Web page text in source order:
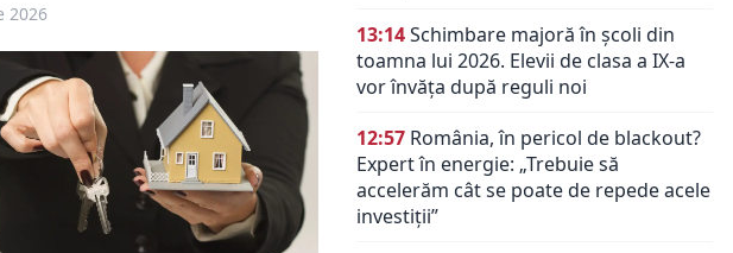
2026
13:14Schimbare majoră în școli din
toamna lui 2026. Elevii de clasa a IX-a
vor învăța după reguli noi
12:57 România, în pericol de blackout?
Expert în energie: „Trebuie să
accelerăm cât se poate de repede acele
investiții”